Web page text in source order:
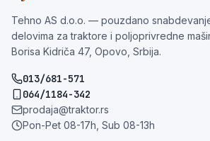
Tehno AS d.o.o. — pouzdano
delovima za traktore i poljoprivredne
Borisa Kidriča 47, Opovo, Srbija.
013/681-571
064/1184-342
prodaja@traktor.rs
Pon-Pet 08-17h, Sub 08-13h